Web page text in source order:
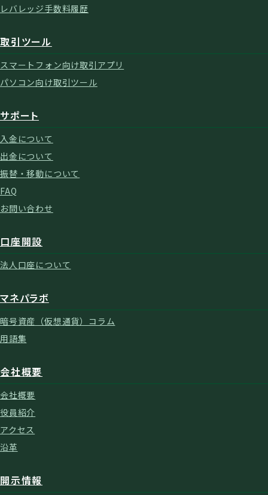
レバレッジ手数料履歴
取引ツール
スマートフォン向け取引アプリ
パソコン向け取引ツール
サポート
入金について
出金について
振替・移動について
FAQ
お問い合わせ
口座開設
法人口座について
マネパラボ
暗号資産（仮想通貨）コラム
用語集
会社概要
会社概要
役員紹介
アクセス
沿革
開示情報